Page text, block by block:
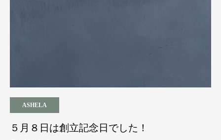
ASHELA
５月８日は創立記念日でした！